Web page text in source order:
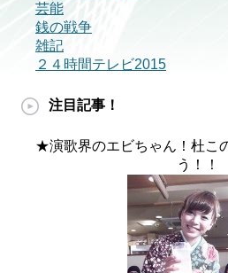
芸能
銭の戦争
雑記
２４時間テレビ2015
注目記事！
★演歌界のエビちゃん！杜こ
う！！